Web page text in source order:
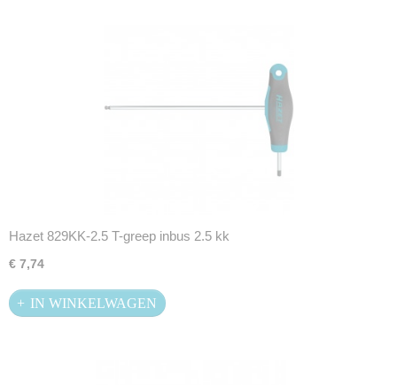
Hazet 829KK-2.5 T-greep inbus 2.5 kk
€ 7,74
IN WINKELWAGEN